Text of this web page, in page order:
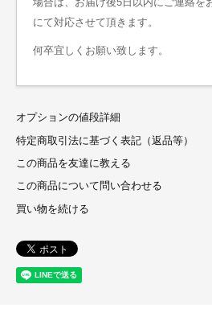
場合は、お届け後5日以内にご連絡を
にて対応させて頂きます。
何卒宜しくお願い致します。
オプションの値段詳細
特定商取引法に基づく表記（返品等）
この商品を友達に教える
この商品について問い合わせる
買い物を続ける